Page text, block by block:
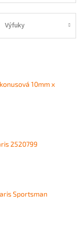
Výfuky
10mm x
2520799
Sportsman